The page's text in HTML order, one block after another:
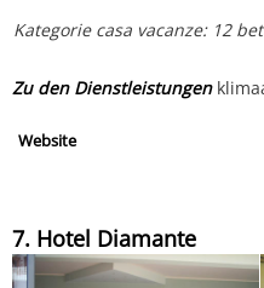
Kategorie casa vacanze: 12
Zu den Dienstleistungen
Website
7. Hotel Diamante